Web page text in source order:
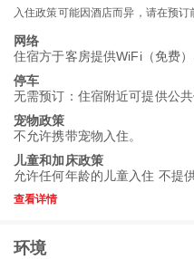
入住政策可能因酒店而异，请在预订
网络
住宿方于客房提供WiFi（免费）
停车
无需预订：住宿附近可提供公共
宠物政策
不允许携带宠物入住。
儿童和加床政策
允许任何年龄的儿童入住 不提
查看详情
环境